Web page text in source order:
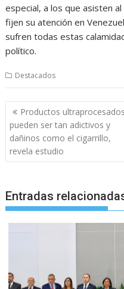
especial, a los que asisten
fijen su atención en
sufren todas estas
político.
Destacados
Navegación
de
entradas
Productos ultraprocesados
pueden ser tan adictivos y
dañinos como el cigarrillo,
revela estudio
Entradas